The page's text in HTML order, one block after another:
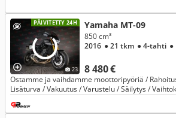
PÄIVITETTY 24H
23
Yamaha MT-09
8 480 €
850 cm³
2016 ● 21 tkm ● 4-tahti ●
Ostamme ja vaihdamme moottoripyöriä /
Lisäturva / Vakuutus / Varustelu / Säilytys /